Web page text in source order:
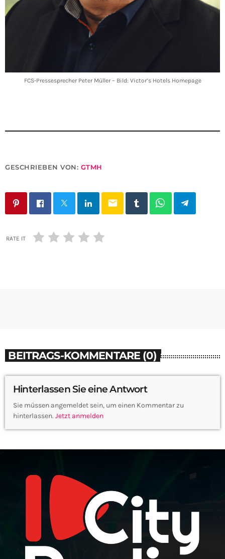
FCS-Pressesprecher Peter Müller – Bild: Victor’s Hotels Homepage
GESCHRIEBEN VON: GTMH
email
RATE IT
BEITRAGS-KOMMENTARE (0)
Hinterlassen Sie eine Antwort
Sie müssen angemeldet sein, um einen Kommentar zu
hinterlassen. Jetzt anmelden